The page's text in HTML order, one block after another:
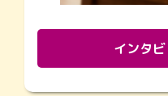
インタ